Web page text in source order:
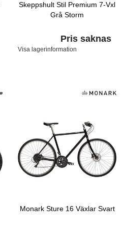
Skeppshult Stil Premium 7-Vxl
Grå Storm
Pris saknas
Visa lagerinformation
Monark Sture 16 Växlar Svart